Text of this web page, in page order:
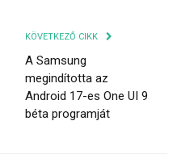
KÖVETKEZŐ CIKK
A Samsung
megindította az
Android 17-es One UI 9
béta programját